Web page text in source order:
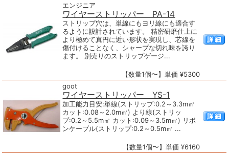
エンジニア
ワイヤーストリッパー PA-14
ストリップ穴は、単線にもヨリ線にも適合す
るように設計されています。 精密研磨仕上に
より極めて真円に近い形状を実現し、芯線を
傷付けることなく、シャープな切れ味を誇り
ます。 別売りのストリップゲージ...
【数量1個〜】単価 ¥5300
goot
ワイヤーストリッパー YS-1
加工能力目安:単線(ストリップ:0.2～3.3m㎡
カット:0.08～2.0m㎡) より線(ストリッ
プ:0.2～5.5m㎡ カット:0.09～3.5m㎡) リボ
ンケーブル(ストリップ:0.2～0.5m㎡ ...
【数量1個〜】単価 ¥6160